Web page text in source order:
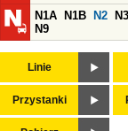
N1A
N1B N2
N9
Linie
Przystanki